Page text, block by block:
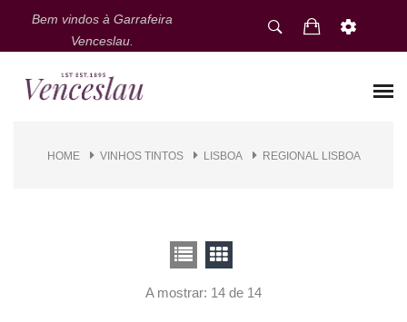
Bem vindos à Garrafeira
Venceslau.
HOME VINHOS TINTOS LISBOA REGIONAL LISBOA
A mostrar: 14 de 14